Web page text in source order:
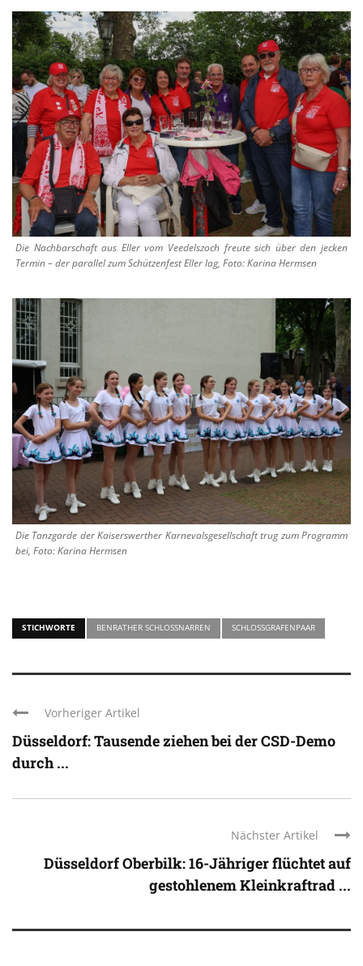
Die Nachbarschaft aus Eller vom Veedelszoch freute sich über den jecken
Termin – der parallel zum Schützenfest Eller lag, Foto: Karina Hermsen
Die Tanzgarde der Kaiserswerther Karnevalsgesellschaft trug zum Programm
bei, Foto: Karina Hermsen
STICHWORTE BENRATHER SCHLOSSNARREN SCHLOSSGRAFENPAAR
Vorheriger Artikel
Düsseldorf: Tausende ziehen bei der CSD-Demo
durch ...
Nächster Artikel
Düsseldorf Oberbilk: 16-Jähriger flüchtet auf
gestohlenem Kleinkraftrad ...